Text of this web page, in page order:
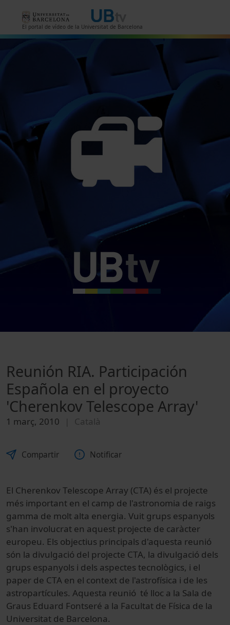
El portal de vídeo de la Universitat de Barcelona
Reunión RIA. Participación
Española en el proyecto
'Cherenkov Telescope Array'
1 març, 2010 Català
Compartir Notificar
El Cherenkov Telescope Array (CTA) és el projecte
més important en el camp de l'astronomia de raigs
gamma de molt alta energia. Vuit grups espanyols
s'han involucrat en aquest projecte de caràcter
europeu. Els objectius principals d'aquesta reunió
són la divulgació del projecte CTA, la divulgació dels
grups espanyols i dels aspectes tecnològics, i el
paper de CTA en el context de l'astrofísica i de les
astropartícules. Aquesta reunió té lloc a la Sala de
Graus Eduard Fontseré a la Facultat de Física de la
Universitat de Barcelona.